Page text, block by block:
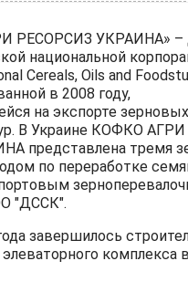
РЕСОРСИЗ УКРАИНА» –
национальной
Cereals, Oils and
в 2008 году,
на экспорте
В Украине КОФКО АГРИ
представлена тремя
по переработке
"ДССК".
завершилось
комплекса